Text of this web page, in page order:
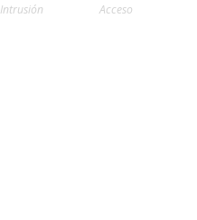
Intrusión
Acceso